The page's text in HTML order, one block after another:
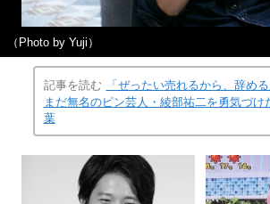
（Photo by Yuji）
記事を読む
「ぜったい売れるから、辞め
まだ無名のピン芸人・綾部祐二を勇気づけ
葉